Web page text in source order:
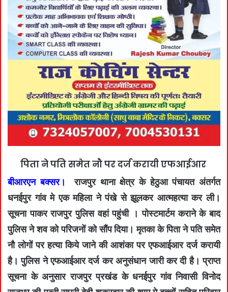
पिता ने पति समेत नौ पर दर्ज करायी एफआईआर
बीआरएन बक्सर।राजपुर थाना क्षेत्र के हेठुआ पंचायत अंतर्गत
धनईपुर गांव मे एक महिला ने पंखे से झूलकर आत्महत्या कर ली।
सूचना पाकर राजपुर पुलिस वहां पहुंची । पोस्टमार्टम कराने के बाद
पुलिस ने शव को परिजनों को सौंप दिया। मृतका के पिता ने पति समेत
नौ लोगों पर हत्या किये जाने की आशंका पर एफआईआर दर्ज करायी
है। पुलिस ने एफआईआर दर्ज कर अनुसंधान जारी कर दी है। प्राप्त
सूचना के अनुसार राजपुर प्रखंड के धनईपुर गांव निवासी विनोद